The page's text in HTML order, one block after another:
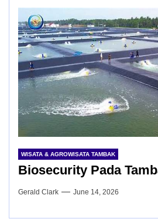
WISATA & AGROWISATA TAMBAK
Biosecurity Pada
Gerald Clark June 14, 2026